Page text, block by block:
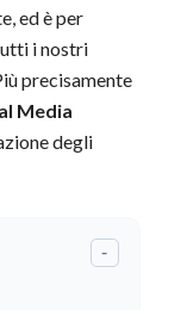
ed è per
i nostri
precisamente
Media
degli
-